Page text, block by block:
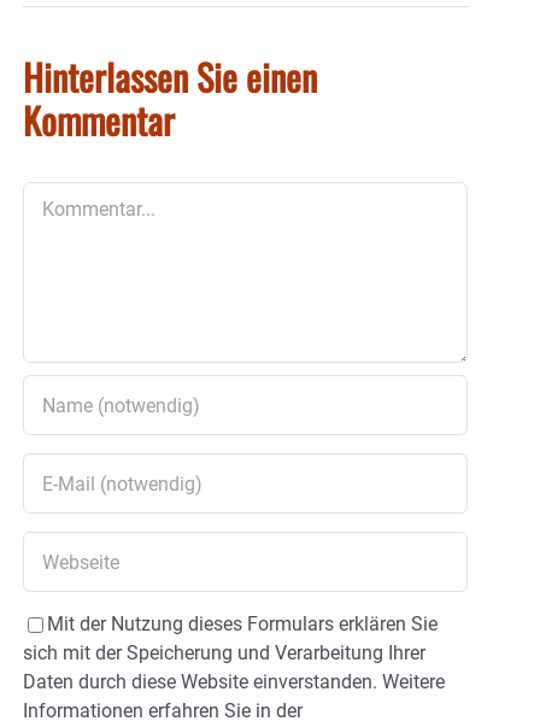
Hinterlassen Sie einen
Kommentar
Mit der Nutzung dieses Formulars erklären Sie
sich mit der Speicherung und Verarbeitung Ihrer
Daten durch diese Website einverstanden. Weitere
Informationen erfahren Sie in der